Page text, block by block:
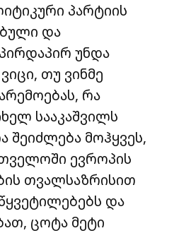
პარტიის
და
უნდა
თუ ვინმე
რა
სააკაშვილს
შეიძლება მოჰყვეს,
ევროპის
თვალსაზრისით
და
ცოტა მეტი